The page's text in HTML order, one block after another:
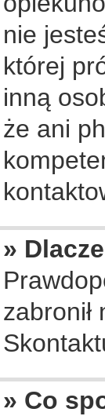
nie
której
inną
że ani
»
» Co